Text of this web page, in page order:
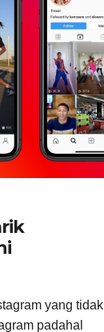
yang tidak
padahal